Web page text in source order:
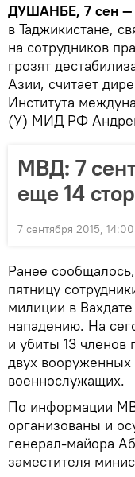
ДУШАНБЕ, 7 сен —
в Таджикистане,
на сотрудников
грозят
Азии, считает
Института
(У) МИД РФ
МВД: 7
еще 14
7 сентября 2015, 14:00
Ранее
пятницу
милиции в
нападению. На
и убиты 13 членов
двух
военнослужащих.
По информации
организованы и
генерал-майора
заместителя